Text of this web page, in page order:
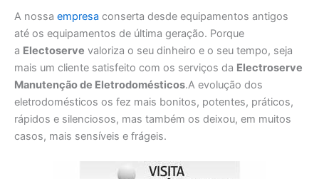
A nossa empresa conserta desde equipamentos antigos
até os equipamentos de última geração. Porque
a Electoserve valoriza o seu dinheiro e o seu tempo, seja
mais um cliente satisfeito com os serviços da Electroserve
Manutenção de Eletrodomésticos.A evolução dos
eletrodomésticos os fez mais bonitos, potentes, práticos,
rápidos e silenciosos, mas também os deixou, em muitos
casos, mais sensíveis e frágeis.